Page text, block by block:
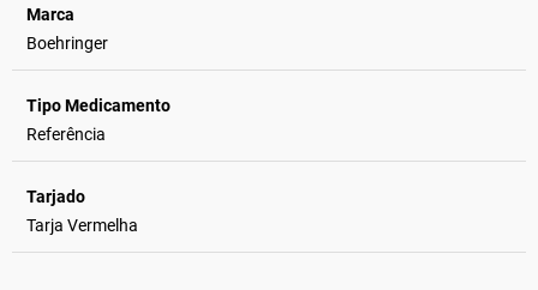
Marca
Boehringer
Tipo Medicamento
Referência
Tarjado
Tarja Vermelha